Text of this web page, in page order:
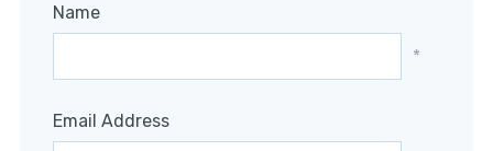
Name
*
Email Address